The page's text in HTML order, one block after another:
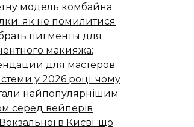
модель комбайна
як не помилитися
пигменты для
макияжа:
для мастеров
у 2026 році: чому
найпопулярнішим
серед вейперів
в Києві: що